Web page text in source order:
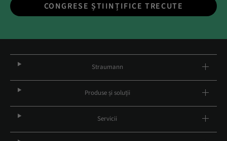
CONGRESE ȘTIINȚIFICE TRECUTE
Straumann
Produse și soluții
Servicii